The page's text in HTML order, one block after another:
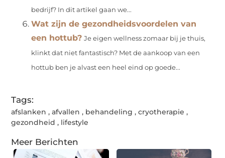
bedrijf? In dit artikel gaan we...
Wat zijn de gezondheidsvoordelen van
een hottub? Je eigen wellness zomaar bij je thuis,
klinkt dat niet fantastisch? Met de aankoop van een
hottub ben je alvast een heel eind op goede...
Tags:
afslanken ,afvallen , behandeling ,cryotherapie ,
gezondheid , lifestyle
Meer Berichten